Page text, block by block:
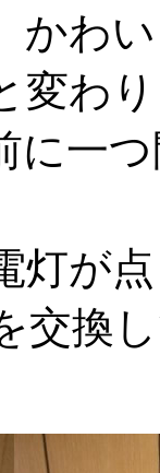
かわ
変わ
に一
灯が
交換